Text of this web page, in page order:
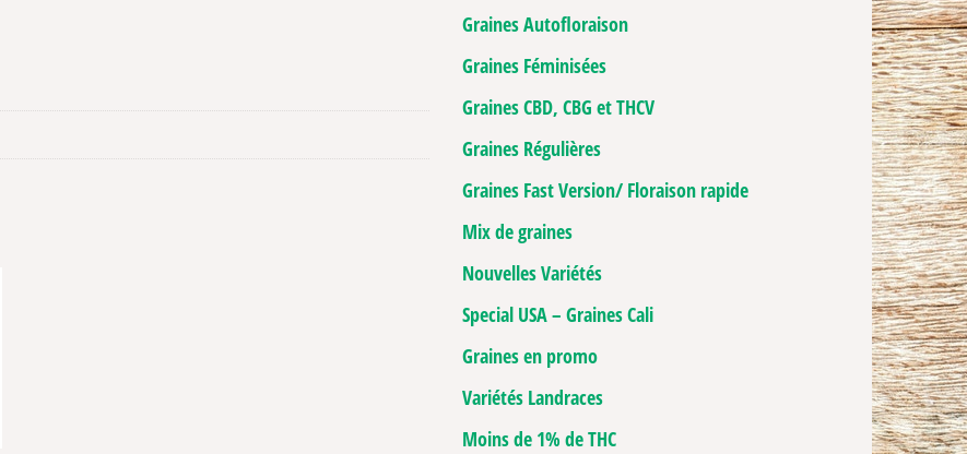
Graines Autofloraison
Graines Féminisées
Graines CBD, CBG et THCV
Graines Régulières
Graines Fast Version/ Floraison rapide
Mix de graines
Nouvelles Variétés
Special USA – Graines Cali
Graines en promo
Variétés Landraces
Moins de 1% de THC